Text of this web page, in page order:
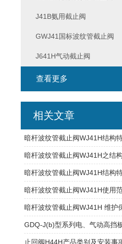
J41B氨用截止阀
GWJ41国标波纹管截止阀
J641H气动截止阀
查看更多
相关文章
暗杆波纹管截止阀WJ41H结构
暗杆波纹管截止阀WJ41H结构
暗杆波纹管截止阀WJ41H使用
暗杆波纹管截止阀WJ41H 维护
止回阀H44H产品类别及安装事